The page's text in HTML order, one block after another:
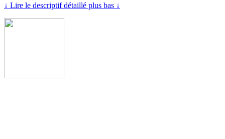
↓ Lire le descriptif détaillé plus bas ↓